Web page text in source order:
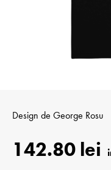
Design de George Rosu
142.80 lei